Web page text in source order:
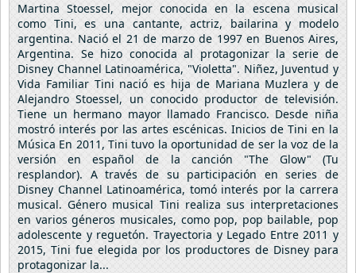
Martina Stoessel, mejor conocida en la escena musical
como Tini, es una cantante, actriz, bailarina y modelo
argentina. Nació el 21 de marzo de 1997 en Buenos Aires,
Argentina. Se hizo conocida al protagonizar la serie de
Disney Channel Latinoamérica, "Violetta". Niñez, Juventud y
Vida Familiar Tini nació es hija de Mariana Muzlera y de
Alejandro Stoessel, un conocido productor de televisión.
Tiene un hermano mayor llamado Francisco. Desde niña
mostró interés por las artes escénicas. Inicios de Tini en la
Música En 2011, Tini tuvo la oportunidad de ser la voz de la
versión en español de la canción "The Glow" (Tu
resplandor). A través de su participación en series de
Disney Channel Latinoamérica, tomó interés por la carrera
musical. Género musical Tini realiza sus interpretaciones
en varios géneros musicales, como pop, pop bailable, pop
adolescente y reguetón. Trayectoria y Legado Entre 2011 y
2015, Tini fue elegida por los productores de Disney para
protagonizar la...